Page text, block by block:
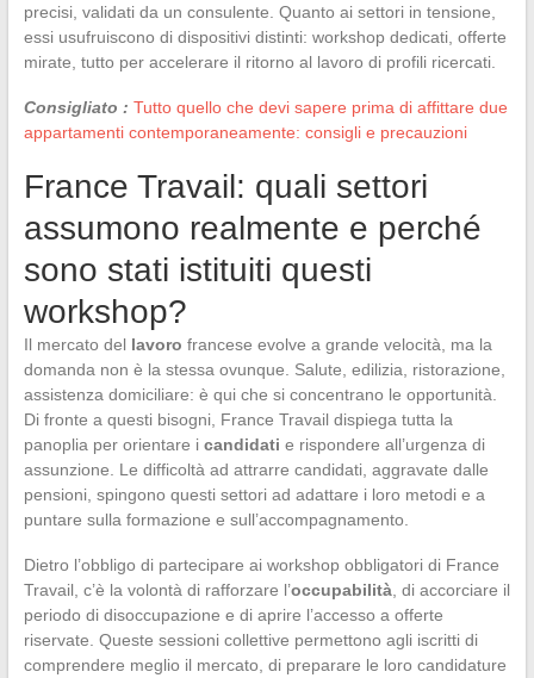
precisi, validati da un consulente. Quanto ai settori in tensione,
essi usufruiscono di dispositivi distinti: workshop dedicati, offerte
mirate, tutto per accelerare il ritorno al lavoro di profili ricercati.
Consigliato : Tutto quello che devi sapere prima di affittare due
appartamenti contemporaneamente: consigli e precauzioni
France Travail: quali settori
assumono realmente e perché
sono stati istituiti questi
workshop?
Il mercato del lavoro francese evolve a grande velocità, ma la
domanda non è la stessa ovunque. Salute, edilizia, ristorazione,
assistenza domiciliare: è qui che si concentrano le opportunità.
Di fronte a questi bisogni, France Travail dispiega tutta la
panoplia per orientare i candidati e rispondere all’urgenza di
assunzione. Le difficoltà ad attrarre candidati, aggravate dalle
pensioni, spingono questi settori ad adattare i loro metodi e a
puntare sulla formazione e sull’accompagnamento.
Dietro l’obbligo di partecipare ai workshop obbligatori di France
Travail, c’è la volontà di rafforzare l’occupabilità, di accorciare il
periodo di disoccupazione e di aprire l’accesso a offerte
riservate. Queste sessioni collettive permettono agli iscritti di
comprendere meglio il mercato, di preparare le loro candidature